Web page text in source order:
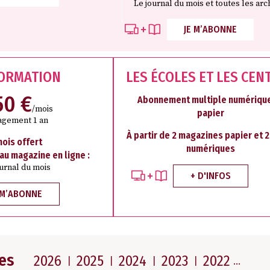
Le journal du mois et toutes les
JE M’ABONNE
€/mois
1 an
offert
magazine en ligne :
du mois
LES ÉCOLES ET LES
Abonnement multiple
papier
À partir de 2 magazines papier et
numériques
+ D'INFOS
2026 2025 2024 2023 2022